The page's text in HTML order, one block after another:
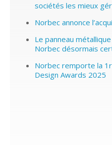
sociétés les mieux
Norbec annonce
Le panneau
Norbec désormais
Norbec remporte la
Design Awards 2025